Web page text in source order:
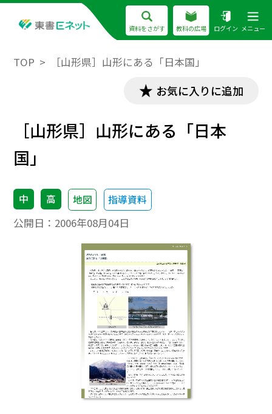
資料をさがす 教科の広場 ログイン メニュー
TOP ［山形県］山形にある「日本国」
お気に入りに追加
［山形県］山形にある「日本
国」
中 高 地図 指導資料
公開日： 2006年08月04日